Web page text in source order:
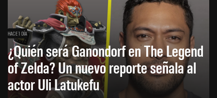
HACE 1 DÍA
¿Quién será Ganondorf en The Legend
of Zelda? Un nuevo reporte señala al
actor Uli Latukefu